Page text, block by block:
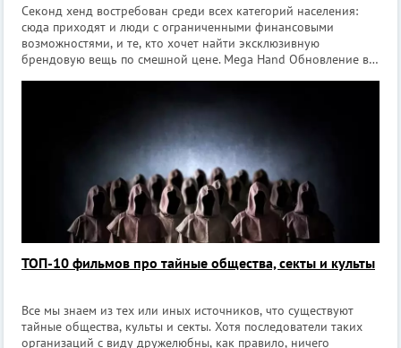
Секонд хенд востребован среди всех категорий населения:
сюда приходят и люди с ограниченными финансовыми
возможностями, и те, кто хочет найти эксклюзивную
брендовую вещь по смешной цене. Mega Hand Обновление в
ТОП-10 фильмов про тайные общества, секты и культы
Все мы знаем из тех или иных источников, что существуют
тайные общества, культы и секты. Хотя последователи таких
организаций с виду дружелюбны, как правило, ничего